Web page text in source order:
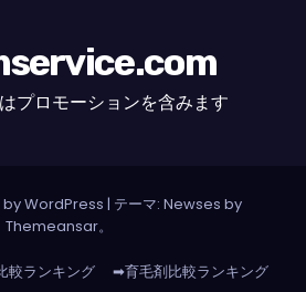
プロモーションを含みます
WordPress | テーマ: Newses by
Themeansar。
較ランキング ➡育毛剤比較ランキング